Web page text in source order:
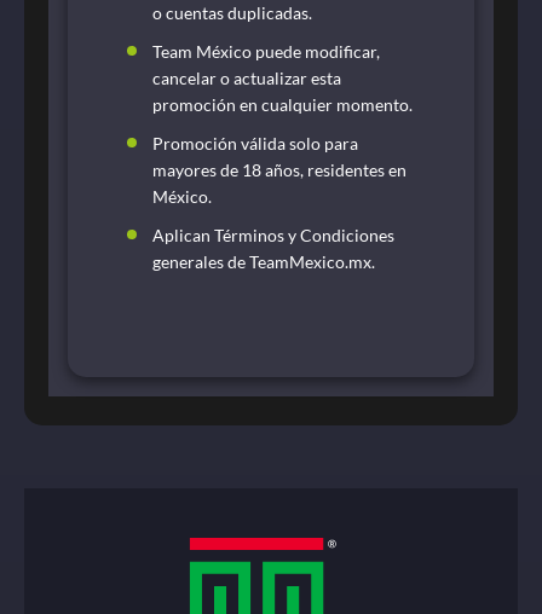
o cuentas duplicadas.
Team México puede modificar,
cancelar o actualizar esta
promoción en cualquier momento.
Promoción válida solo para
mayores de 18 años, residentes en
México.
Aplican Términos y Condiciones
generales de TeamMexico.mx.